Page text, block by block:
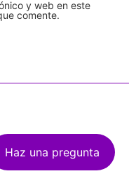
y web en este
comente.
Haz una pregunta